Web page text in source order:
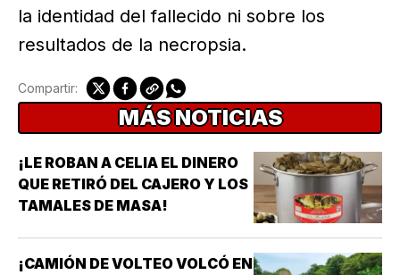
la identidad del fallecido ni sobre los
resultados de la necropsia.
Compartir:
MÁS NOTICIAS
¡LE ROBAN A CELIA EL DINERO
QUE RETIRÓ DEL CAJERO Y LOS
TAMALES DE MASA!
¡CAMIÓN DE VOLTEO VOLCÓ EN